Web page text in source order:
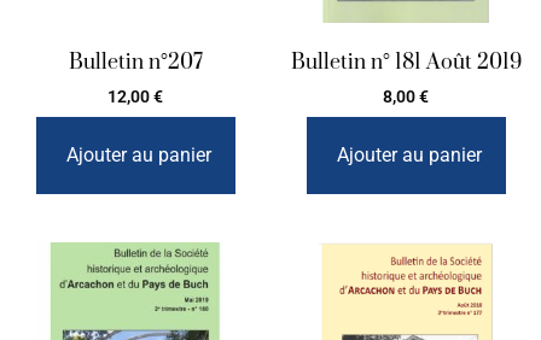
Bulletin n°207
12,00€
Ajouter au panier
Bulletin n° 181 Août 2019
8,00€
Ajouter au panier